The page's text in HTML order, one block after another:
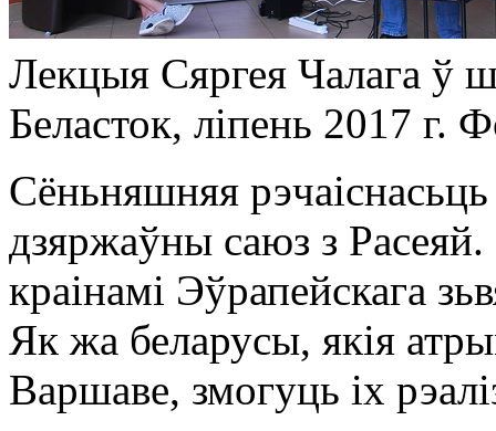
Лекцыя Сяргея Чалага ў
Беласток, ліпень 2017 г.
Сёньняшняя рэчаіснасьць
дзяржаўны саюз з Расеяй.
краінамі Эўрапейскага
Як жа беларусы, якія
Варшаве, змогуць іх